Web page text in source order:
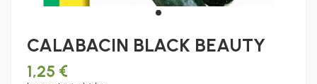
CALABACIN BLACK BEAUTY
1,25 €